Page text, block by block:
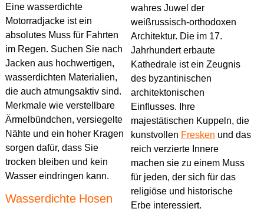
Eine wasserdichte
Motorradjacke ist ein
absolutes Muss für Fahrten
im Regen. Suchen Sie nach
Jacken aus hochwertigen,
wasserdichten Materialien,
die auch atmungsaktiv sind.
Merkmale wie verstellbare
Ärmelbündchen, versiegelte
Nähte und ein hoher Kragen
sorgen dafür, dass Sie
trocken bleiben und kein
Wasser eindringen kann.
Wasserdichte Hosen
wahres Juwel der
weißrussisch-orthodoxen
Architektur. Die im 17.
Jahrhundert erbaute
Kathedrale ist ein Zeugnis
des byzantinischen
architektonischen
Einflusses. Ihre
majestätischen Kuppeln, die
kunstvollen Fresken und das
reich verzierte Innere
machen sie zu einem Muss
für jeden, der sich für das
religiöse und historische
Erbe interessiert.